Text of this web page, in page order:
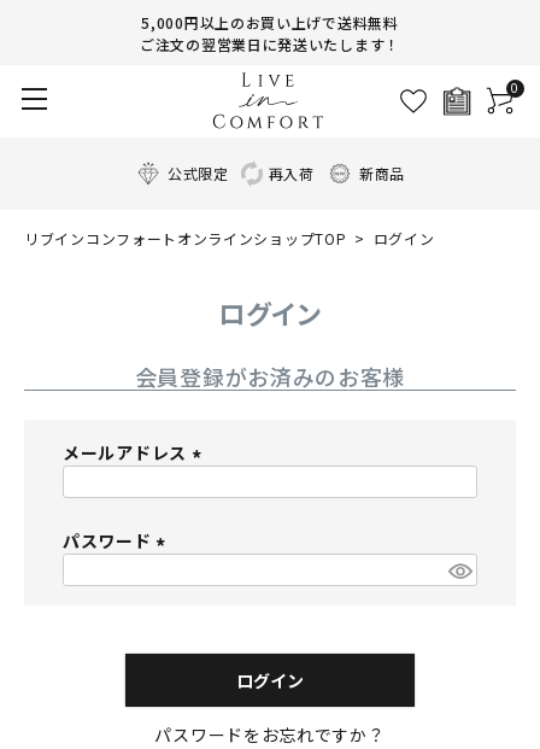
5,000円以上のお買い上げで送料無料
ご注文の翌営業日に発送いたします！
0
公式限定 再入荷 新商品
リブインコンフォートオンラインショップTOP ログイン
ログイン
会員登録がお済みのお客様
メールアドレス
パスワード
)
ログイン
パスワードをお忘れですか？